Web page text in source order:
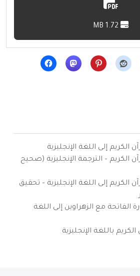
الكريم إلى اللغة الإنجليزية
الكريم – الترجمة الإنجليزية (صحيح
الكريم إلى اللغة الإنجليزية – تحقيق
الفاتحة مع الزهراوين إلى اللغة
باللغة الإنجليزية